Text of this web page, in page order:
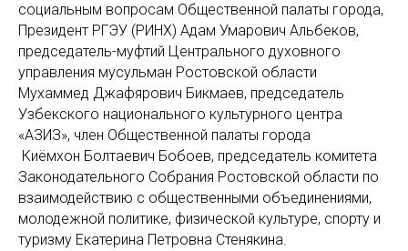
социальным вопросам Общественной палаты города,
Президент РГЭУ (РИНХ) Адам Умарович Альбеков,
председатель-муфтий Центрального духовного
управления мусульман Ростовской области
Мухаммед Джафярович Бикмаев, председатель
Узбекского национального культурного центра
«АЗИЗ», член Общественной палаты города
Киёмхон Болтаевич Бобоев, председатель комитета
Законодательного Собрания Ростовской области по
взаимодействию с общественными объединениями,
молодежной политике, физической культуре, спорту и
туризму Екатерина Петровна Стенякина.